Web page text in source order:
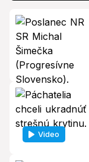
Video